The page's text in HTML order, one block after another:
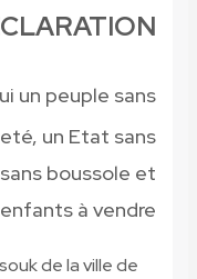
un peuple sans
un Etat sans
boussole et
à vendre.
de la ville de